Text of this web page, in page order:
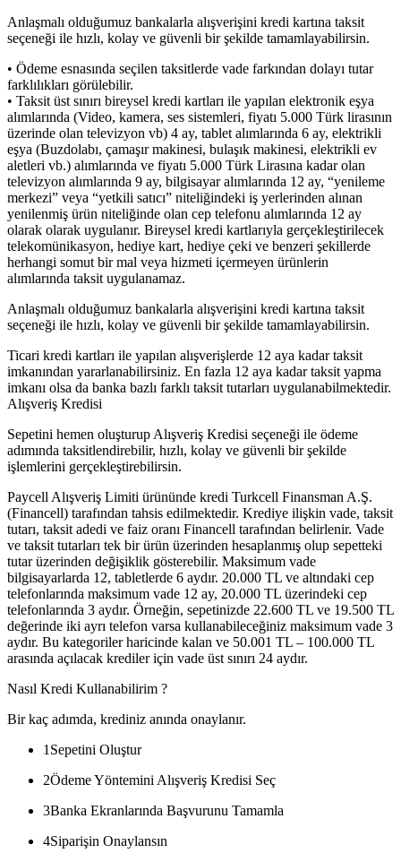
Anlaşmalı olduğumuz bankalarla alışverişini kredi kartına taksit
seçeneği ile hızlı, kolay ve güvenli bir şekilde tamamlayabilirsin.
• Ödeme esnasında seçilen taksitlerde vade farkından dolayı tutar
farklılıkları görülebilir.
• Taksit üst sınırı bireysel kredi kartları ile yapılan elektronik eşya
alımlarında (Video, kamera, ses sistemleri, fiyatı 5.000 Türk lirasının
üzerinde olan televizyon vb) 4 ay, tablet alımlarında 6 ay, elektrikli
eşya (Buzdolabı, çamaşır makinesi, bulaşık makinesi, elektrikli ev
aletleri vb.) alımlarında ve fiyatı 5.000 Türk Lirasına kadar olan
televizyon alımlarında 9 ay, bilgisayar alımlarında 12 ay, “yenileme
merkezi” veya “yetkili satıcı” niteliğindeki iş yerlerinden alınan
yenilenmiş ürün niteliğinde olan cep telefonu alımlarında 12 ay
olarak olarak uygulanır. Bireysel kredi kartlarıyla gerçekleştirilecek
telekomünikasyon, hediye kart, hediye çeki ve benzeri şekillerde
herhangi somut bir mal veya hizmeti içermeyen ürünlerin
alımlarında taksit uygulanamaz.
Anlaşmalı olduğumuz bankalarla alışverişini kredi kartına taksit
seçeneği ile hızlı, kolay ve güvenli bir şekilde tamamlayabilirsin.
Ticari kredi kartları ile yapılan alışverişlerde 12 aya kadar taksit
imkanından yararlanabilirsiniz. En fazla 12 aya kadar taksit yapma
imkanı olsa da banka bazlı farklı taksit tutarları uygulanabilmektedir.
Alışveriş Kredisi
Sepetini hemen oluşturup Alışveriş Kredisi seçeneği ile ödeme
adımında taksitlendirebilir, hızlı, kolay ve güvenli bir şekilde
işlemlerini gerçekleştirebilirsin.
Paycell Alışveriş Limiti ürününde kredi Turkcell Finansman A.Ş.
(Financell) tarafından tahsis edilmektedir. Krediye ilişkin vade, taksit
tutarı, taksit adedi ve faiz oranı Financell tarafından belirlenir. Vade
ve taksit tutarları tek bir ürün üzerinden hesaplanmış olup sepetteki
tutar üzerinden değişiklik gösterebilir. Maksimum vade
bilgisayarlarda 12, tabletlerde 6 aydır. 20.000 TL ve altındaki cep
telefonlarında maksimum vade 12 ay, 20.000 TL üzerindeki cep
telefonlarında 3 aydır. Örneğin, sepetinizde 22.600 TL ve 19.500 TL
değerinde iki ayrı telefon varsa kullanabileceğiniz maksimum vade 3
aydır. Bu kategoriler haricinde kalan ve 50.001 TL – 100.000 TL
arasında açılacak krediler için vade üst sınırı 24 aydır.
Nasıl Kredi Kullanabilirim ?
Bir kaç adımda, krediniz anında onaylanır.
1 Sepetini Oluştur
2Ödeme Yöntemini Alışveriş Kredisi Seç
3Banka Ekranlarında Başvurunu Tamamla
4Siparişin Onaylansın